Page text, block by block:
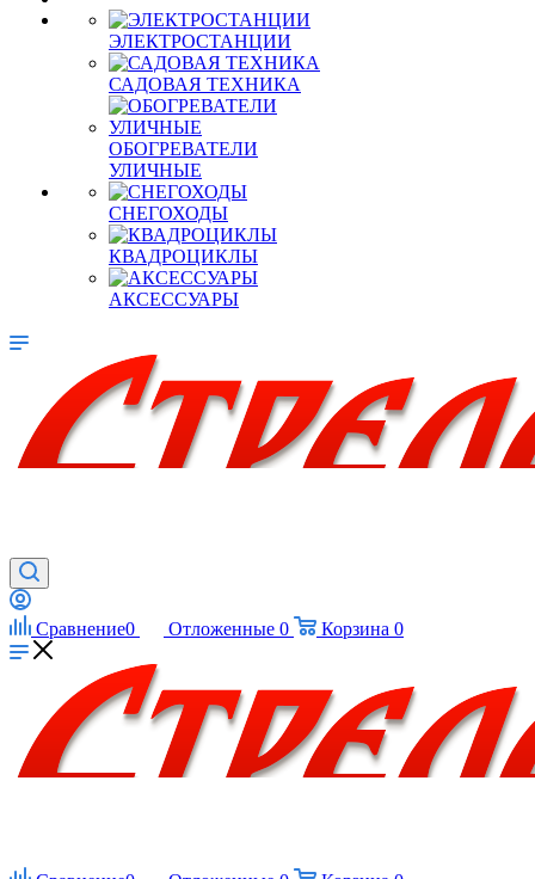
ЭЛЕКТРОСТАНЦИИ
САДОВАЯ ТЕХНИКА
ОБОГРЕВАТЕЛИ
УЛИЧНЫЕ
СНЕГОХОДЫ
КВАДРОЦИКЛЫ
АКСЕССУАРЫ
Сравнение0 Отложенные 0 Корзина 0